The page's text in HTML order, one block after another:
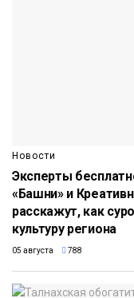
Новости
Эксперты
«Башни» и
расскажут, как
культуру региона
05 августа 788